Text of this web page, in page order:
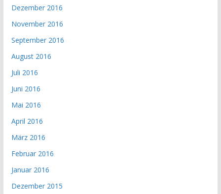
Dezember 2016
November 2016
September 2016
August 2016
Juli 2016
Juni 2016
Mai 2016
April 2016
März 2016
Februar 2016
Januar 2016
Dezember 2015